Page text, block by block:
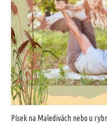
Písek na Maledivách nebo u